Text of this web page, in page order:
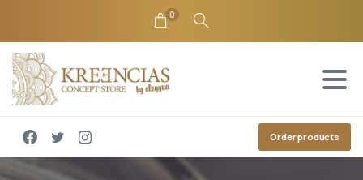
0
Order products